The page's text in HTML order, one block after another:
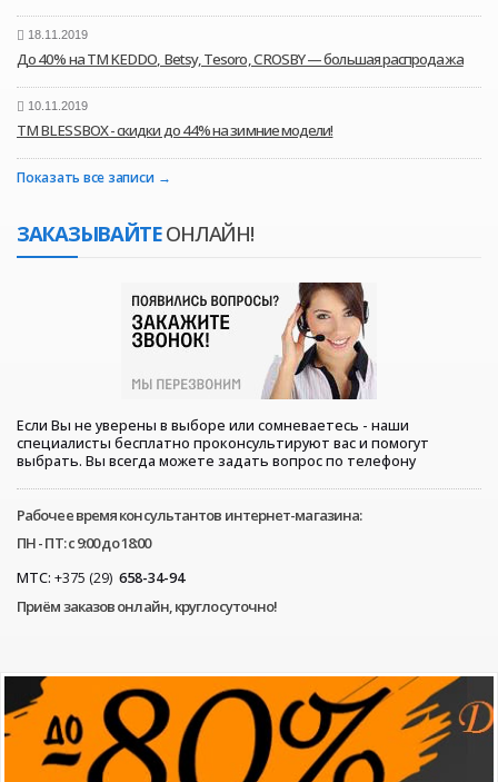
18.11.2019
До 40% на ТМ KEDDO, Betsy, Tesoro, CROSBY — большая распродажа
10.11.2019
ТМ BLESSBOX - скидки до 44% на зимние модели!
Показать все записи
ЗАКАЗЫВАЙТЕОНЛАЙН!
Если Вы не уверены в выборе или сомневаетесь - наши
специалисты бесплатно проконсультируют вас и помогут
выбрать. Вы всегда можете задать вопрос по телефону
Рабочее время консультантов интернет-магазина:
ПН - ПТ: с 9:00 до 18:00
МТС: +375 (29) 658-34-94
Приём заказов онлайн, круглосуточно!